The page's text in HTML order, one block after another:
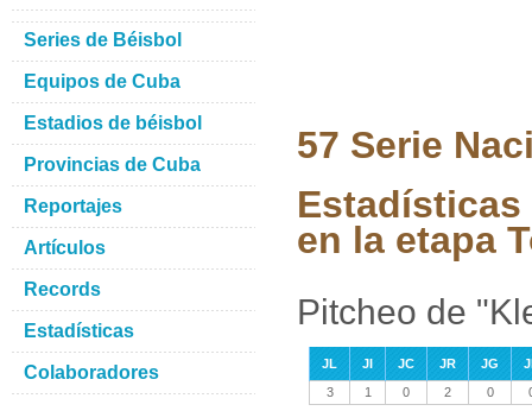
57 Serie
en la etapa
Pitcheo de
JL JI JC JR JG
3
1 0 2 0
Series de Béisbol
Equipos de Cuba
Estadios de béisbol
Provincias de Cuba
Reportajes
Artículos
Records
Estadísticas
Colaboradores